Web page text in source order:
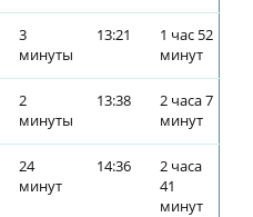
3
минуты
13:21
1 час 52
минут
2
минуты
13:38
2 часа 7
минут
24
минут
14:36
2 часа
41
минут